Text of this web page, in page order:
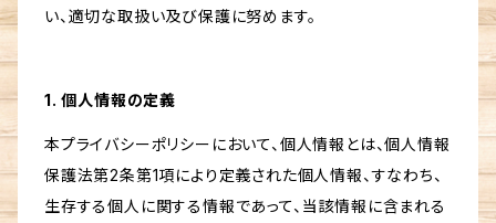
い、適切な取扱い及び保護に努めます。
1. 個人情報の定義
本プライバシーポリシーにおいて、個人情報とは、個人情報
保護法第2条第1項により定義された個人情報、すなわち、
生存する個人に関する情報であって、当該情報に含まれる